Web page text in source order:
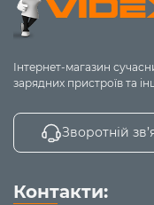
Інтернет-магазин
зарядних пристроїв та
Зворотній
Контакти: